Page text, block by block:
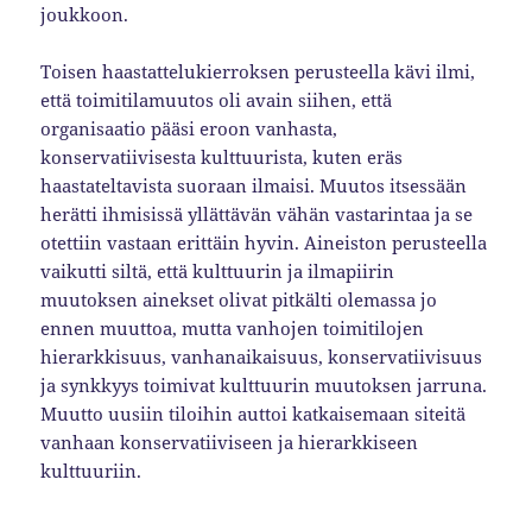
joukkoon.
Toisen haastattelukierroksen perusteella kävi ilmi,
että toimitilamuutos oli avain siihen, että
organisaatio pääsi eroon vanhasta,
konservatiivisesta kulttuurista, kuten eräs
haastateltavista suoraan ilmaisi. Muutos itsessään
herätti ihmisissä yllättävän vähän vastarintaa ja se
otettiin vastaan erittäin hyvin. Aineiston perusteella
vaikutti siltä, että kulttuurin ja ilmapiirin
muutoksen ainekset olivat pitkälti olemassa jo
ennen muuttoa, mutta vanhojen toimitilojen
hierarkkisuus, vanhanaikaisuus, konservatiivisuus
ja synkkyys toimivat kulttuurin muutoksen jarruna.
Muutto uusiin tiloihin auttoi katkaisemaan siteitä
vanhaan konservatiiviseen ja hierarkkiseen
kulttuuriin.